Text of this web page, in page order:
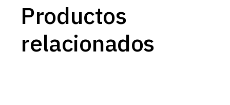
Productos
relacionados